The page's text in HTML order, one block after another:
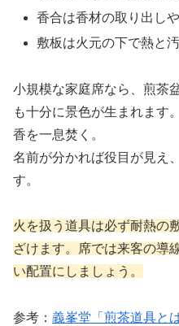
香合は香材の取り出し
敷板は火元の下で熱と
小規模な家庭席なら、煎茶
も十分に景色が生まれます
香を一息焚く。
名前が分かれば役目が見え
す。
火を扱う道具は必ず耐熱の
ざけます。席では来客の導
い配置にしましょう。
参考： 義峯堂「煎茶道具とは